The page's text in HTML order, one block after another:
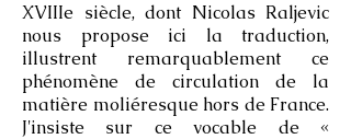
XVIIIe siècle, dont Nicolas Raljevic
nous propose ici la traduction,
illustrent remarquablement ce
phénomène de circulation de la
matière moliéresque hors de France.
J'insiste sur ce vocable de «